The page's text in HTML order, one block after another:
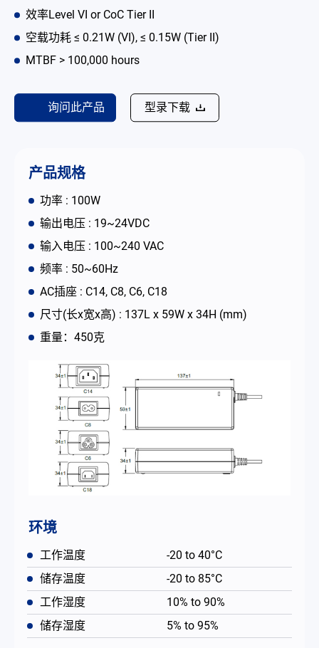
效率Level VI or CoC Tier II
空载功耗 ≤ 0.21W (VI), ≤ 0.15W (Tier II)
MTBF > 100,000 hours
询问此产品 型录下载
产品规格
功率 : 100W
输出电压 : 19~24VDC
输入电压 : 100~240 VAC
频率 : 50~60Hz
AC插座 : C14, C8, C6, C18
尺寸(长x宽x高) : 137L x 59W x 34H (mm)
重量：450克
环境
工作温度
-20 to 40°C
储存温度
-20 to 85°C
工作湿度
10% to 90%
储存湿度
5% to 95%
为何选择翌胜
最新消息
公司简介
联络我们
简体中文 English